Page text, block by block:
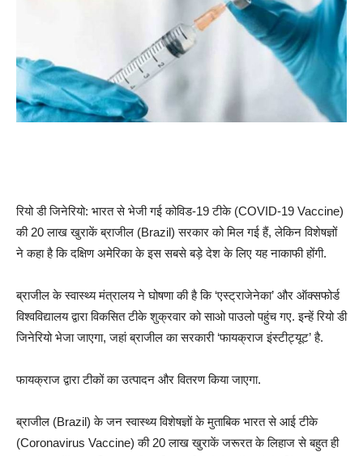
रियो डी जिनेरियो: भारत से भेजी गई कोविड-19 टीके (COVID-19 Vaccine)
की 20 लाख खुराकें ब्राजील (Brazil) सरकार को मिल गई हैं, लेकिन विशेषज्ञों
ने कहा है कि दक्षिण अमेरिका के इस सबसे बड़े देश के लिए यह नाकाफी होंगी.
ब्राजील के स्वास्थ्य मंत्रालय ने घोषणा की है कि ‘एस्ट्राजेनेका’ और ऑक्सफोर्ड
विश्वविद्यालय द्वारा विकसित टीके शुक्रवार को साओ पाउलो पहुंच गए. इन्हें रियो डी
जिनेरियो भेजा जाएगा, जहां ब्राजील का सरकारी ‘फायक्राज इंस्टीट्यूट’ है.
फायक्राज द्वारा टीकों का उत्पादन और वितरण किया जाएगा.
ब्राजील (Brazil) के जन स्वास्थ्य विशेषज्ञों के मुताबिक भारत से आई टीके
(Coronavirus Vaccine) की 20 लाख खुराकें जरूरत के लिहाज से बहुत ही